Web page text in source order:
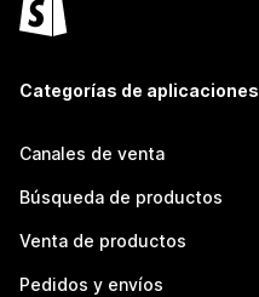
Categorías de aplicaciones
Canales de venta
Búsqueda de productos
Venta de productos
Pedidos y envíos